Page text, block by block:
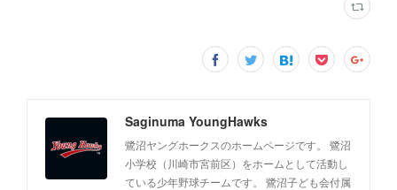
Saginuma YoungHawks
鷺沼ヤングホークスのホームページです。 鷺沼
小学校（川崎市宮前区）をホームとして活動し
ている少年野球チームです。 鷺沼子ども会付属